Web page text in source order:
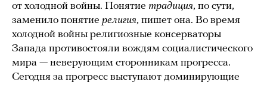
от холодной войны. Понятие традиция, по сути,
заменило понятие религия, пишет она. Во время
холодной войны религиозные консерваторы
Запада противостояли вождям социалистического
мира — неверующим сторонникам прогресса.
Сегодня за прогресс выступают доминирующие